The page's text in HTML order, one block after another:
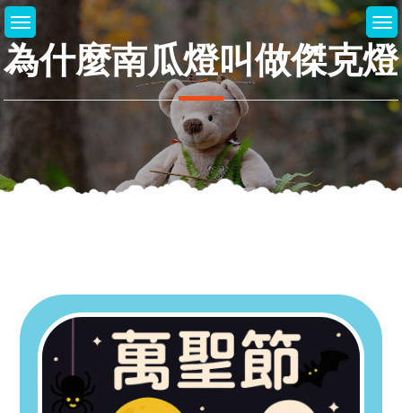
Skip
to
content
為什麼南瓜燈叫做傑克燈